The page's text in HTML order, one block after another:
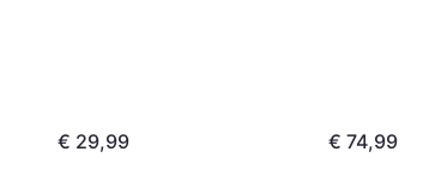
€ 29,99 € 74,99